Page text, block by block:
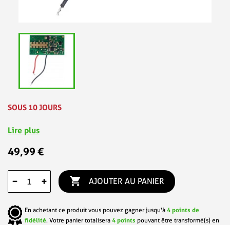
SOUS 10 JOURS
Lire plus
49,99 €
− +  AJOUTER AU PANIER
En achetant ce produit vous pouvez gagner jusqu'à 4 points de
fidélité. Votre panier totalisera 4 points pouvant être transformé(s) en